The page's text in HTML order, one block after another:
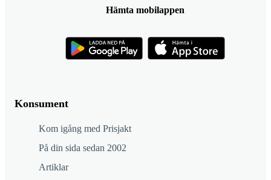
Konsument
Kom igång med Prisjakt
På din sida sedan 2002
Artiklar
Hämta mobilappen